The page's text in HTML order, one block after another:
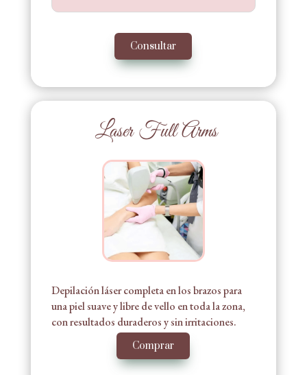
Consultar
Laser Full Arms
Depilación láser completa en los brazos para
una piel suave y libre de vello en toda la zona,
con resultados duraderos y sin irritaciones.
Comprar